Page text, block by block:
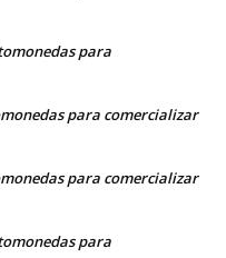
para
para comercializar
para comercializar
para